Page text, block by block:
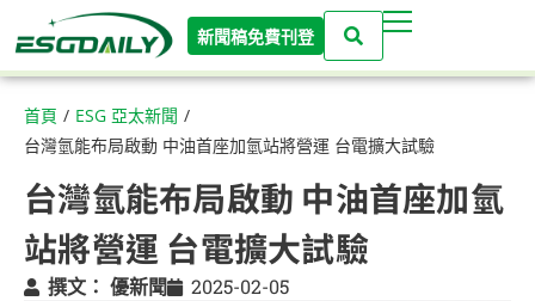
新聞稿免費刊登
首頁 / ESG 亞太新聞 /
台灣氫能布局啟動 中油首座加氫站將營運 台電擴大試驗
台灣氫能布局啟動 中油首座加氫
站將營運 台電擴大試驗
撰文： 優新聞 2025-02-05